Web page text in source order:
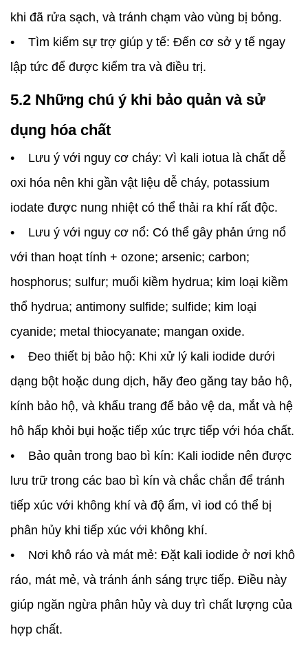
khi đã rửa sạch, và tránh chạm vào vùng bị bỏng.
• Tìm kiếm sự trợ giúp y tế: Đến cơ sở y tế ngay
lập tức để được kiểm tra và điều trị.
5.2 Những chú ý khi bảo quản và sử
dụng hóa chất
• Lưu ý với nguy cơ cháy: Vì kali iotua là chất dễ
oxi hóa nên khi gần vật liệu dễ cháy, potassium
iodate được nung nhiệt có thể thải ra khí rất độc.
• Lưu ý với nguy cơ nổ: Có thể gây phản ứng nổ
với than hoạt tính + ozone; arsenic; carbon;
hosphorus; sulfur; muối kiềm hydrua; kim loại kiềm
thổ hydrua; antimony sulfide; sulfide; kim loại
cyanide; metal thiocyanate; mangan oxide.
• Đeo thiết bị bảo hộ: Khi xử lý kali iodide dưới
dạng bột hoặc dung dịch, hãy đeo găng tay bảo hộ,
kính bảo hộ, và khẩu trang để bảo vệ da, mắt và hệ
hô hấp khỏi bụi hoặc tiếp xúc trực tiếp với hóa chất.
• Bảo quản trong bao bì kín: Kali iodide nên được
lưu trữ trong các bao bì kín và chắc chắn để tránh
tiếp xúc với không khí và độ ẩm, vì iod có thể bị
phân hủy khi tiếp xúc với không khí.
• Nơi khô ráo và mát mẻ: Đặt kali iodide ở nơi khô
ráo, mát mẻ, và tránh ánh sáng trực tiếp. Điều này
giúp ngăn ngừa phân hủy và duy trì chất lượng của
hợp chất.